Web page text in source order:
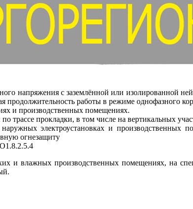
напряжения с заземлённой или изолированной
работы в режиме однофазного
и производственных помещениях.
трассе прокладки, в том числе на вертикальных
электроустановках и
огнезащиту
и влажных производственных помещениях, на